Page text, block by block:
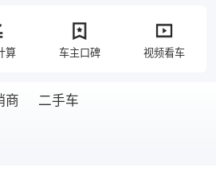
算 车主口碑 视频看车
商 二手车